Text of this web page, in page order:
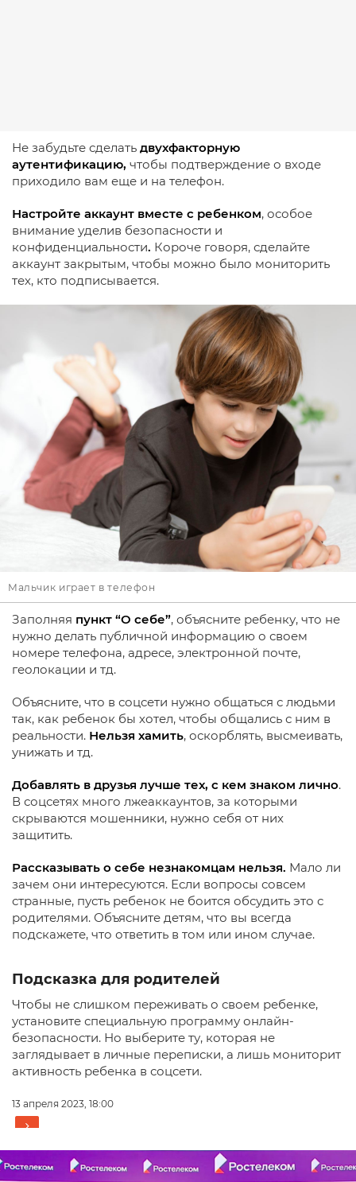
Не забудьте сделать двухфакторную
аутентификацию, чтобы подтверждение о входе
приходило вам еще и на телефон.
Настройте аккаунт вместе с ребенком, особое
внимание уделив безопасности и
конфиденциальности. Короче говоря, сделайте
аккаунт закрытым, чтобы можно было мониторить
тех, кто подписывается.
Мальчик играет в телефон
Заполняя пункт “О себе”, объясните ребенку, что не
нужно делать публичной информацию о своем
номере телефона, адресе, электронной почте,
геолокации и тд.
Объясните, что в соцсети нужно общаться с людьми
так, как ребенок бы хотел, чтобы общались с ним в
реальности. Нельзя хамить, оскорблять, высмеивать,
унижать и тд.
Добавлять в друзья лучше тех, с кем знаком лично.
В соцсетях много лжеаккаунтов, за которыми
скрываются мошенники, нужно себя от них
защитить.
Рассказывать о себе незнакомцам нельзя. Мало ли
зачем они интересуются. Если вопросы совсем
странные, пусть ребенок не боится обсудить это с
родителями. Объясните детям, что вы всегда
подскажете, что ответить в том или ином случае.
Подсказка для родителей
Чтобы не слишком переживать о своем ребенке,
установите специальную программу онлайн-
безопасности. Но выберите ту, которая не
заглядывает в личные переписки, а лишь мониторит
активность ребенка в соцсети.
13 апреля 2023, 18:00